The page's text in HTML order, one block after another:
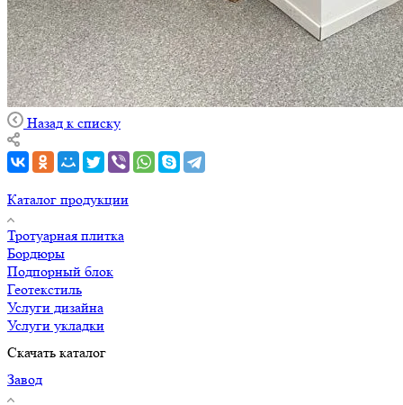
Назад к списку
Каталог продукции
Тротуарная плитка
Бордюры
Подпорный блок
Геотекстиль
Услуги дизайна
Услуги укладки
Скачать каталог
Завод